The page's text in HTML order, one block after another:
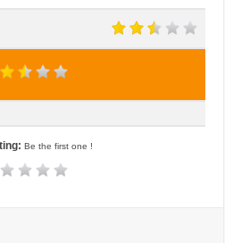
Be the first one !